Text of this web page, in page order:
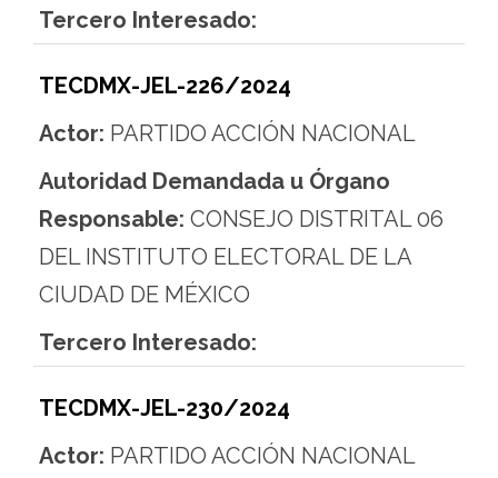
Tercero Interesado:
TECDMX-JEL-226/2024
Actor: PARTIDO ACCIÓN NACIONAL
Autoridad Demandada u Órgano
Responsable: CONSEJO DISTRITAL 06
DEL INSTITUTO ELECTORAL DE LA
CIUDAD DE MÉXICO
Tercero Interesado:
TECDMX-JEL-230/2024
Actor: PARTIDO ACCIÓN NACIONAL